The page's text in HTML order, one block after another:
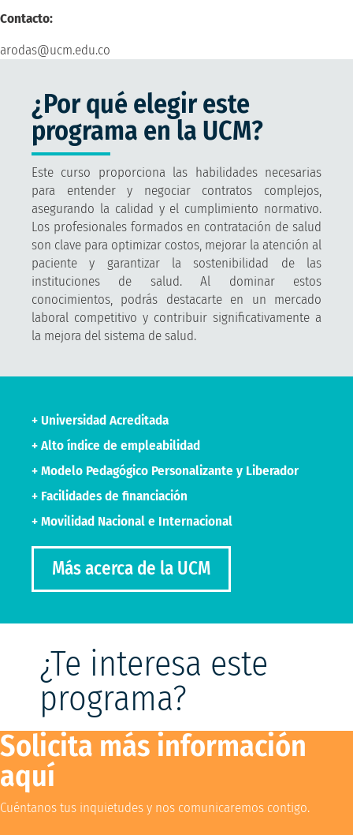
Contacto:
arodas@ucm.edu.co
¿Por qué elegir este
programa en la UCM?
Este curso proporciona las habilidades necesarias
para entender y negociar contratos complejos,
asegurando la calidad y el cumplimiento normativo.
Los profesionales formados en contratación de salud
son clave para optimizar costos, mejorar la atención al
paciente y garantizar la sostenibilidad de las
instituciones de salud. Al dominar estos
conocimientos, podrás destacarte en un mercado
laboral competitivo y contribuir significativamente a
la mejora del sistema de salud.
+ Universidad Acreditada
+ Alto índice de empleabilidad
+ Modelo Pedagógico Personalizante y Liberador
+ Facilidades de financiación
+ Movilidad Nacional e Internacional
Más acerca de la UCM
¿Te interesa este
programa?
Solicita más información
aquí
Cuéntanos tus inquietudes y nos comunicaremos contigo.